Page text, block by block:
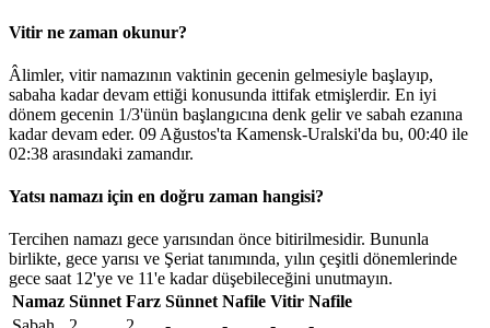
Vitir ne zaman okunur?
Âlimler, vitir namazının vaktinin gecenin gelmesiyle başlayıp,
sabaha kadar devam ettiği konusunda ittifak etmişlerdir. En iyi
dönem gecenin 1/3'ünün başlangıcına denk gelir ve sabah ezanına
kadar devam eder. 09 Ağustos'ta Kamensk-Uralski'da bu, 00:40 ile
02:38 arasındaki zamandır.
Yatsı namazı için en doğru zaman hangisi?
Tercihen namazı gece yarısından önce bitirilmesidir. Bununla
birlikte, gece yarısı ve Şeriat tanımında, yılın çeşitli dönemlerinde
gece saat 12'ye ve 11'e kadar düşebileceğini unutmayın.
Namaz Sünnet Farz Sünnet Nafile Vitir Nafile